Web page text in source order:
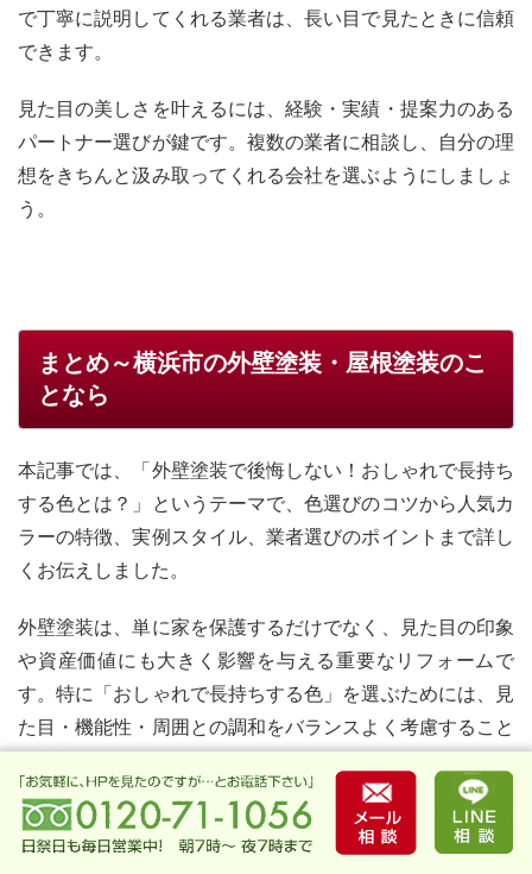
で丁寧に説明してくれる業者は、長い目で見たときに信頼
できます。
見た目の美しさを叶えるには、経験・実績・提案力のある
パートナー選びが鍵です。複数の業者に相談し、自分の理
想をきちんと汲み取ってくれる会社を選ぶようにしましょ
う。
まとめ～横浜市の外壁塗装・屋根塗装のこ
となら
本記事では、「外壁塗装で後悔しない！おしゃれで長持ち
する色とは？」というテーマで、色選びのコツから人気カ
ラーの特徴、実例スタイル、業者選びのポイントまで詳し
くお伝えしました。
外壁塗装は、単に家を保護するだけでなく、見た目の印象
や資産価値にも大きく影響を与える重要なリフォームで
す。特に「おしゃれで長持ちする色」を選ぶためには、見
た目・機能性・周囲との調和をバランスよく考慮すること
が大切です。
色の選定に迷ったときは、今回ご紹介した人気カラーの傾
向や、ツートン配色の基本ルール、実際の事例スタイルを